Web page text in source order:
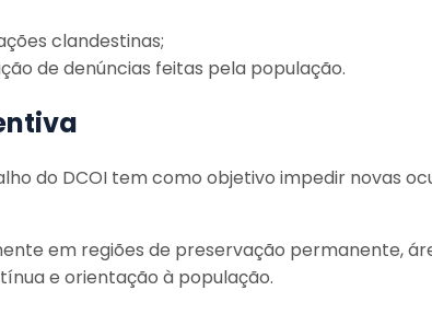
clandestinas;
de denúncias feitas pela população.
do DCOI tem como objetivo impedir novas
em regiões de preservação permanente,
e orientação à população.